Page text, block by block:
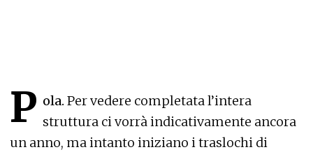
P ola. Per vedere completata l’intera
struttura ci vorrà indicativamente ancora
un anno, ma intanto iniziano i traslochi di